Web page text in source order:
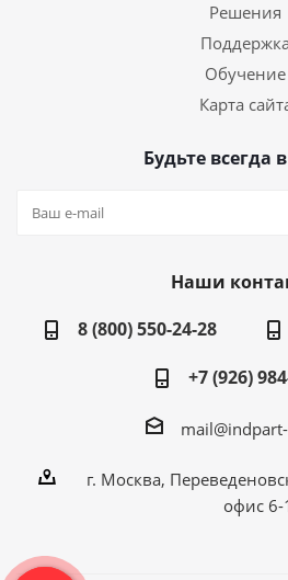
Решения
Поддержка
Обучение
Карта
Будьте всегда
Наши
8 (800) 550-24-28
+7 (926)
г. Москва,
офис 6-